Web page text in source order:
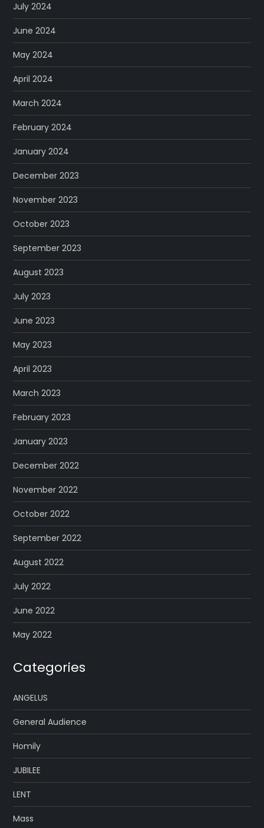
July 2024
June 2024
May 2024
April 2024
March 2024
February 2024
January 2024
December 2023
November 2023
October 2023
September 2023
August 2023
July 2023
June 2023
May 2023
April 2023
March 2023
February 2023
January 2023
December 2022
November 2022
October 2022
September 2022
August 2022
July 2022
June 2022
May 2022
Categories
ANGELUS
General Audience
Homily
JUBILEE
LENT
Mass